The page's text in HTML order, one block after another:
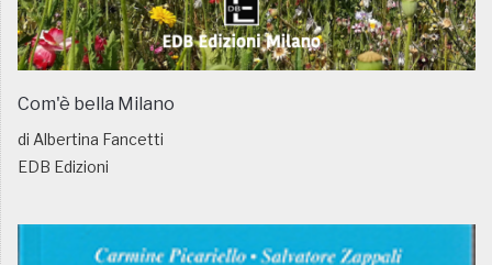
Com'è bella Milano
di Albertina Fancetti
EDB Edizioni